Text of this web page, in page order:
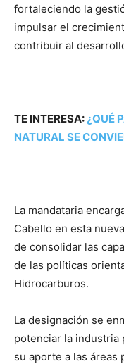
fortaleciendo la
impulsar el
contribuir al
TE INTERESA:¿QUÉ
NATURAL SE
La mandataria
Cabello en esta
de consolidar las
de las políticas
Hidrocarburos.
La designación se
potenciar la industria
su aporte a las áreas